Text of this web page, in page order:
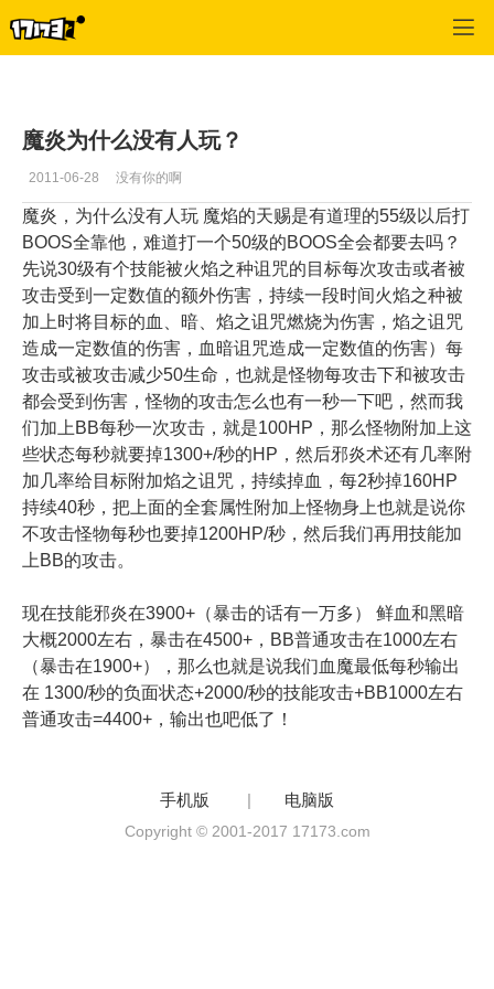
魔炎为什么没有人玩？
2011-06-28 没有你的啊
魔炎，为什么没有人玩 魔焰的天赐是有道理的55级以后打
BOOS全靠他，难道打一个50级的BOOS全会都要去吗？
先说30级有个技能被火焰之种诅咒的目标每次攻击或者被
攻击受到一定数值的额外伤害，持续一段时间火焰之种被
加上时将目标的血、暗、焰之诅咒燃烧为伤害，焰之诅咒
造成一定数值的伤害，血暗诅咒造成一定数值的伤害）每
攻击或被攻击减少50生命，也就是怪物每攻击下和被攻击
都会受到伤害，怪物的攻击怎么也有一秒一下吧，然而我
们加上BB每秒一次攻击，就是100HP，那么怪物附加上这
些状态每秒就要掉1300+/秒的HP，然后邪炎术还有几率附
加几率给目标附加焰之诅咒，持续掉血，每2秒掉160HP
持续40秒，把上面的全套属性附加上怪物身上也就是说你
不攻击怪物每秒也要掉1200HP/秒，然后我们再用技能加
上BB的攻击。
现在技能邪炎在3900+（暴击的话有一万多） 鲜血和黑暗
大概2000左右，暴击在4500+，BB普通攻击在1000左右
（暴击在1900+），那么也就是说我们血魔最低每秒输出
在 1300/秒的负面状态+2000/秒的技能攻击+BB1000左右
普通攻击=4400+，输出也吧低了！
手机版 | 电脑版
Copyright © 2001-2017 17173.com